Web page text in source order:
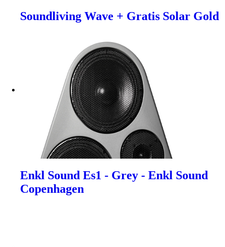
Soundliving Wave + Gratis Solar Gold
Enkl Sound Es1 - Grey - Enkl Sound
Copenhagen